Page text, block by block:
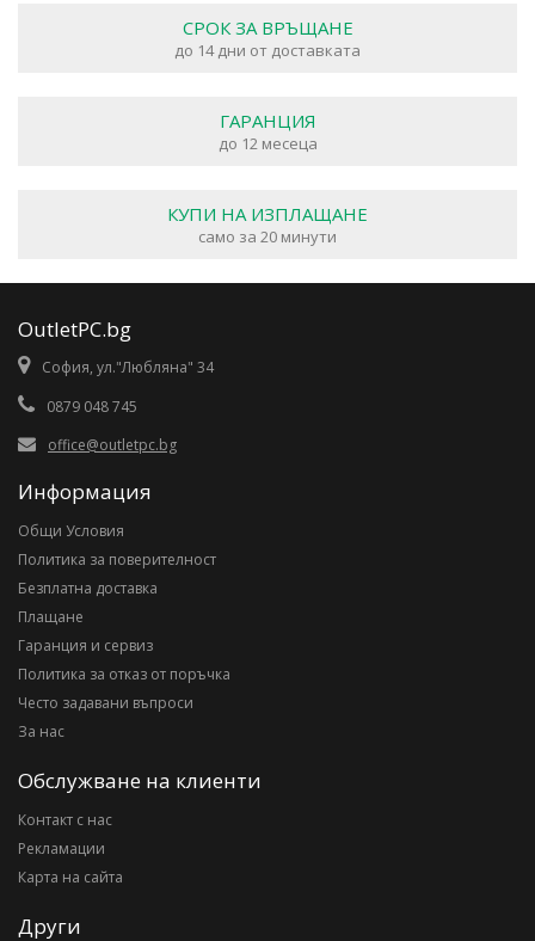
СРОК ЗА ВРЪЩАНЕ
до 14 дни от доставката
ГАРАНЦИЯ
до 12 месеца
КУПИ НА ИЗПЛАЩАНЕ
само за 20 минути
OutletPC.bg
София, ул."Любляна" 34
0879 048 745
office@outletpc.bg
Информация
Общи Условия
Политика за поверителност
Безплатна доставка
Плащане
Гаранция и сервиз
Политика за отказ от поръчка
Често задавани въпроси
За нас
Обслужване на клиенти
Контакт с нас
Рекламации
Карта на сайта
Други